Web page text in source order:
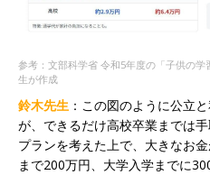
参考：文部科学省 令和5年度の「子供の
生が作成
鈴木先生 ：この図のように公立
が、できるだけ高校卒業までは
プランを考えた上で、大きなお
まで200万円、大学入学までに